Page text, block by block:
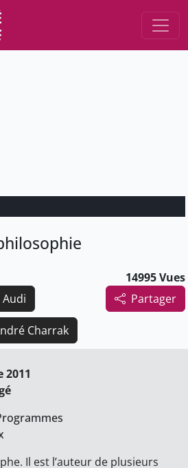
14995 Vues
Partager
Audi
Charrak
2011
Il est l’auteur de plusieurs